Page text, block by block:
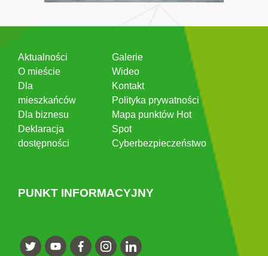
Aktualności
O mieście
Dla
mieszkańców
Dla biznesu
Deklaracja
dostępności
Galerie
Wideo
Kontakt
Polityka prywatności
Mapa punktów Hot
Spot
Cyberbezpieczeństwo
PUNKT INFORMACYJNY